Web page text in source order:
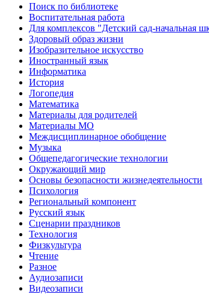
Поиск по библиотеке
Воспитательная работа
Для комплексов "Детский сад-начальная
Здоровый образ жизни
Изобразительное искусство
Иностранный язык
Информатика
История
Логопедия
Математика
Материалы для родителей
Материалы МО
Междисциплинарное обобщение
Музыка
Общепедагогические технологии
Окружающий мир
Основы безопасности жизнедеятельности
Психология
Региональный компонент
Русский язык
Сценарии праздников
Технология
Физкультура
Чтение
Разное
Аудиозаписи
Видеозаписи